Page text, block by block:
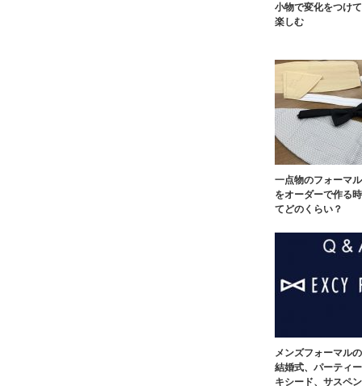
小物で変化をつけ
楽しむ
一点物のフォーマ
をオーダーで作る
てどのくらい？
メンズフォーマル
結婚式、パーティ
キシード、サスペ